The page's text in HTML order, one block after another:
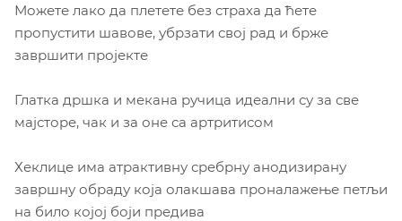
Можете лако да плетете без страха да ћете
пропустити шавове, убрзати свој рад и брже
завршити пројекте
Глатка дршка и мекана ручица идеални су за све
мајсторе, чак и за оне са артритисом
Хеклице има атрактивну сребрну анодизирану
завршну обраду која олакшава проналажење петљи
на било којој боји предива